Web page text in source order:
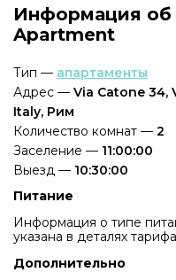
Информация об
Apartment
Тип — апартаменты
Адрес — Via Catone 34,
Italy, Рим
Количество комнат — 2
Заселение — 11:00:00
Выезд — 10:30:00
Питание
Информация о типе
указана в деталях
Дополнительно